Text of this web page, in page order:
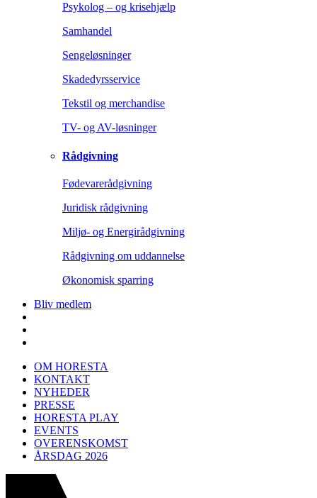
Psykolog – og krisehjælp
Samhandel
Sengeløsninger
Skadedyrsservice
Tekstil og merchandise
TV- og AV-løsninger
Rådgivning
Fødevarerådgivning
Juridisk rådgivning
Miljø- og Energirådgivning
Rådgivning om uddannelse
Økonomisk sparring
Bliv medlem
OM HORESTA
KONTAKT
NYHEDER
PRESSE
HORESTA PLAY
EVENTS
OVERENSKOMST
ÅRSDAG 2026